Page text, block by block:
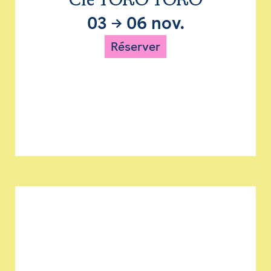
03 → 06 nov.
Réserver